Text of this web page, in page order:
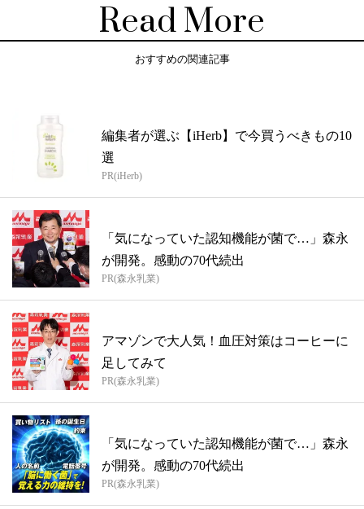
Read More
おすすめの関連記事
編集者が選ぶ【iHerb】で今買うべきもの10
選
PR(iHerb)
「気になっていた認知機能が菌で…」森永
が開発。感動の70代続出
PR(森永乳業)
アマゾンで大人気！血圧対策はコーヒーに
足してみて
PR(森永乳業)
「気になっていた認知機能が菌で…」森永
が開発。感動の70代続出
PR(森永乳業)